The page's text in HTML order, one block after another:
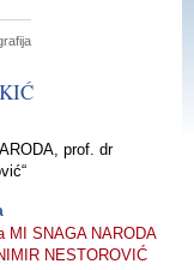
prof. dr
MI SNAGA NARODA
NESTOROVIĆ